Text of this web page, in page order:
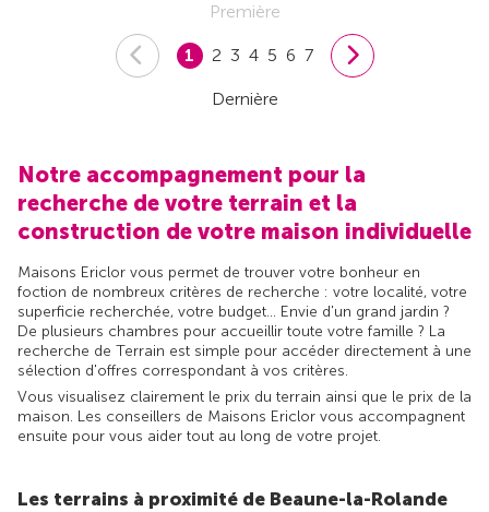
Première
1 2 3 4 5 6 7
Dernière
Notre accompagnement pour la
recherche de votre terrain et la
construction de votre maison individuelle
Maisons Ericlor vous permet de trouver votre bonheur en
foction de nombreux critères de recherche : votre localité, votre
superficie recherchée, votre budget... Envie d'un grand jardin ?
De plusieurs chambres pour accueillir toute votre famille ? La
recherche de Terrain est simple pour accéder directement à une
sélection d'offres correspondant à vos critères.
Vous visualisez clairement le prix du terrain ainsi que le prix de la
maison. Les conseillers de Maisons Ericlor vous accompagnent
ensuite pour vous aider tout au long de votre projet.
Les terrains à proximité de Beaune-la-Rolande